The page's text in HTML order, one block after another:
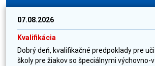
07.08.2026
Kvalifikácia
Dobrý deň, kvalifikačné predpoklady pre
školy pre žiakov so špeciálnymi výchovno-